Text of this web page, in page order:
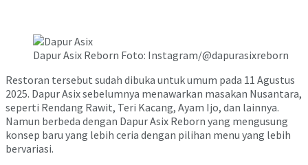
Dapur Asix Reborn Foto: Instagram/@dapurasixreborn
Restoran tersebut sudah dibuka untuk umum pada 11 Agustus
2025. Dapur Asix sebelumnya menawarkan masakan Nusantara,
seperti Rendang Rawit, Teri Kacang, Ayam Ijo, dan lainnya.
Namun berbeda dengan Dapur Asix Reborn yang mengusung
konsep baru yang lebih ceria dengan pilihan menu yang lebih
bervariasi.